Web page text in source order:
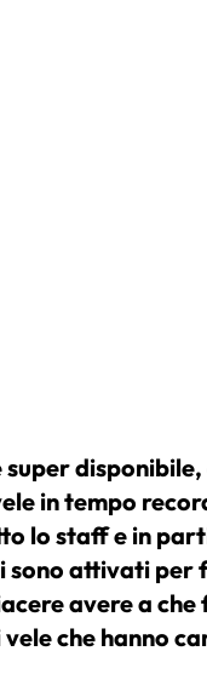
in tempo
lo staff e in
sono attivati
avere a
che hanno